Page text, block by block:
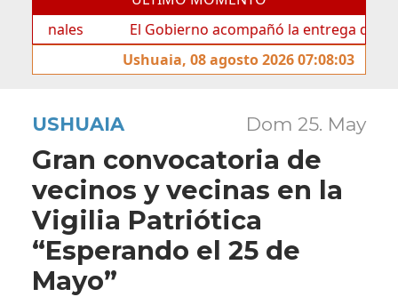
El Gobierno acompañó la entrega de nueva
Ushuaia, 08 agosto 2026 07:08:03
USHUAIA Dom 25. May
Gran convocatoria de
vecinos y vecinas en la
Vigilia Patriótica
“Esperando el 25 de
Mayo”